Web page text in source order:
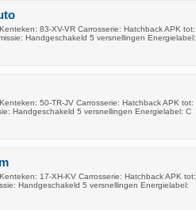
83-XV-VR Carrosserie: Hatchback APK tot:
Handgeschakeld 5 versnellingen Energielabel:
50-TR-JV Carrosserie: Hatchback APK tot:
Handgeschakeld 5 versnellingen Energielabel: C
17-XH-KV Carrosserie: Hatchback APK tot:
Handgeschakeld 5 versnellingen Energielabel: